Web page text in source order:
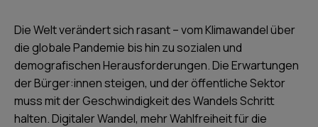
Die Welt verändert sich rasant – vom Klimawandel über
die globale Pandemie bis hin zu sozialen und
demografischen Herausforderungen. Die Erwartungen
der Bürger:innen steigen, und der öffentliche Sektor
muss mit der Geschwindigkeit des Wandels Schritt
halten. Digitaler Wandel, mehr Wahlfreiheit für die